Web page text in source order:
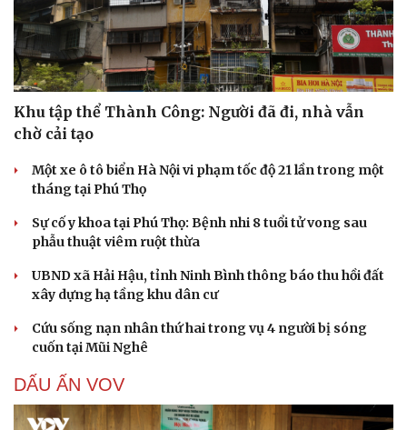
Khu tập thể Thành Công: Người đã đi, nhà vẫn
chờ cải tạo
Một xe ô tô biển Hà Nội vi phạm tốc độ 21 lần trong một
tháng tại Phú Thọ
Sự cố y khoa tại Phú Thọ: Bệnh nhi 8 tuổi tử vong sau
phẫu thuật viêm ruột thừa
UBND xã Hải Hậu, tỉnh Ninh Bình thông báo thu hồi đất
xây dựng hạ tầng khu dân cư
Cứu sống nạn nhân thứ hai trong vụ 4 người bị sóng
cuốn tại Mũi Nghê
DẤU ẤN VOV